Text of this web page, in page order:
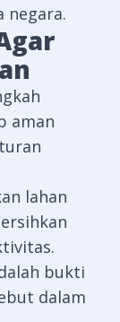
negara.
aman
lahan
bukti
dalam